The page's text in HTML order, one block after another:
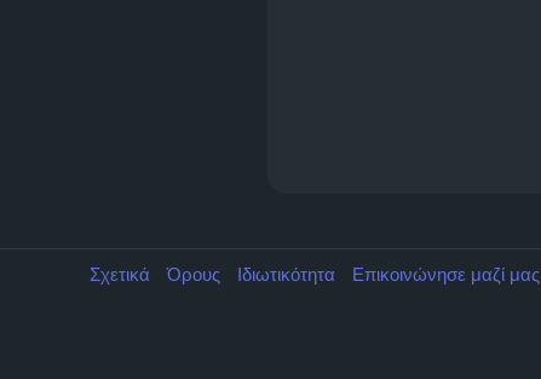
Σχετικά Όρους Ιδιωτικότητα Επικοινώνησε μαζί μας